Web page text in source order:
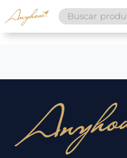
Search
for:
Nosotros
Catálogo